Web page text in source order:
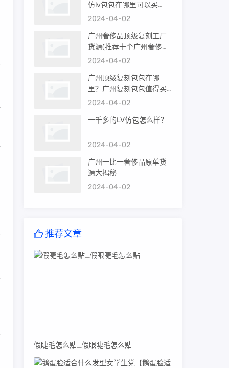
仿lv包包在哪里可以买
到）
2024-04-02
广州奢侈品顶级复刻工厂
货源(推荐十个广州奢侈品
购买渠道)
2024-04-02
广州顶级复刻包包在哪
里？广州复刻包包值得买
吗？
2024-04-02
一千多的LV仿包怎么样？
2024-04-02
广州一比一奢侈品原单货
源大揭秘
2024-04-02
推荐文章
假睫毛怎么贴_假眼睫毛怎么贴